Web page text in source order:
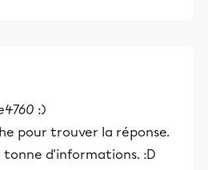
:)
pour trouver la réponse.
tonne d'informations. :D